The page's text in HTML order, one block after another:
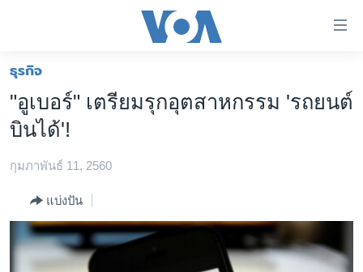
ต่อ
ข้าม
เนื้อหา
ข้าม
ข้าม
หน้าหลัก
โลก
เอเชีย
สหรัฐฯ
ไทย
ธุรกิจ
วิทยาศาสตร์
ธุรกิจ
"อูเบอร์" เตรียมรุกอุตสาหกรรม 'รถยนต์
บินได้'!
กุมภาพันธ์ 11, 2560
แบ่งปัน